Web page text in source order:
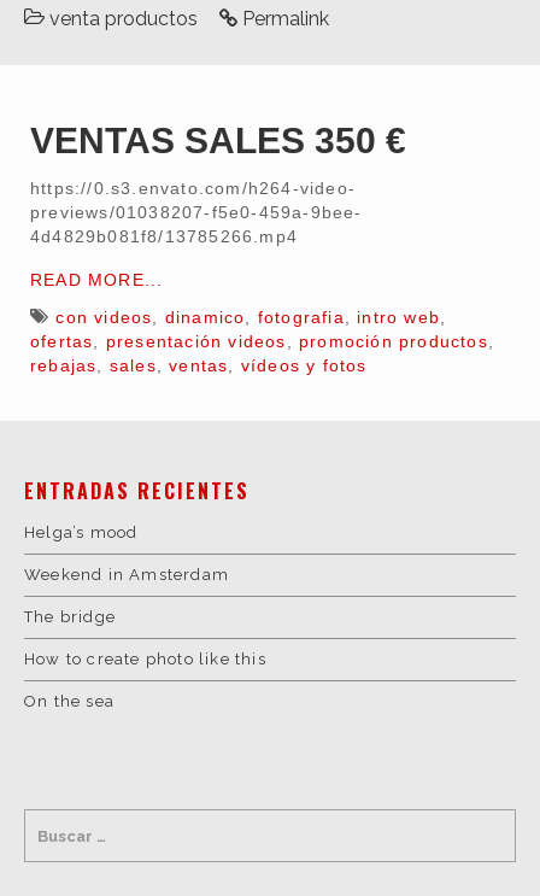
venta productos
Permalink
VENTAS SALES 350 €
https://0.s3.envato.com/h264-video-
previews/01038207-f5e0-459a-9bee-
4d4829b081f8/13785266.mp4
READ MORE...
con videos, dinamico, fotografia, intro web,
ofertas, presentación videos, promoción productos,
rebajas, sales,ventas, vídeos y fotos
ENTRADAS RECIENTES
Helga’s mood
Weekend in Amsterdam
The bridge
How to create photo like this
On the sea